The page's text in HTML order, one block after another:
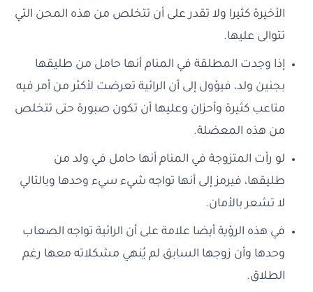
الأخيرة كثيرا ولا تقدر على أن تتخلص من هذه المحن التي
تتوالى عليها.
إذا وجدت المطلقة في المنام أنها حامل من طليقها
بجنين ولد، فيؤول إلى أن الرائية تعرضت لأكثر من أمر فيه
متاعب كثيرة وأحزان وعليها أن تكون صبورة حتى تتخلص
من هذه المعضلة.
لو رأت المتزوجة في المنام أنها حامل في ولد من
طليقها، فيرمز إلى أنها تواجه شيء سيء وحدها وبالتالي
لا تشعر بالأمان.
في هذه الرؤية أيضا علامة على أن الرائية تواجه الصعاب
وحدها وأن زوجها السابق لم يُنهي مشكلاته معها رغم
الطلاق.